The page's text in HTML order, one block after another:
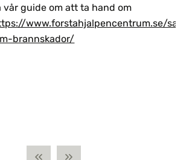
vår guide om att ta hand om
www.forstahjalpencentrum.se/sa-
brannskador/